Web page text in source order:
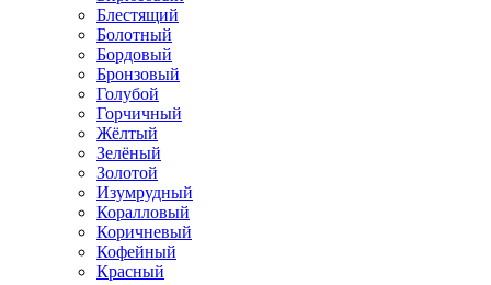
Блестящий
Болотный
Бордовый
Бронзовый
Голубой
Горчичный
Жёлтый
Зелёный
Золотой
Изумрудный
Коралловый
Коричневый
Кофейный
Красный